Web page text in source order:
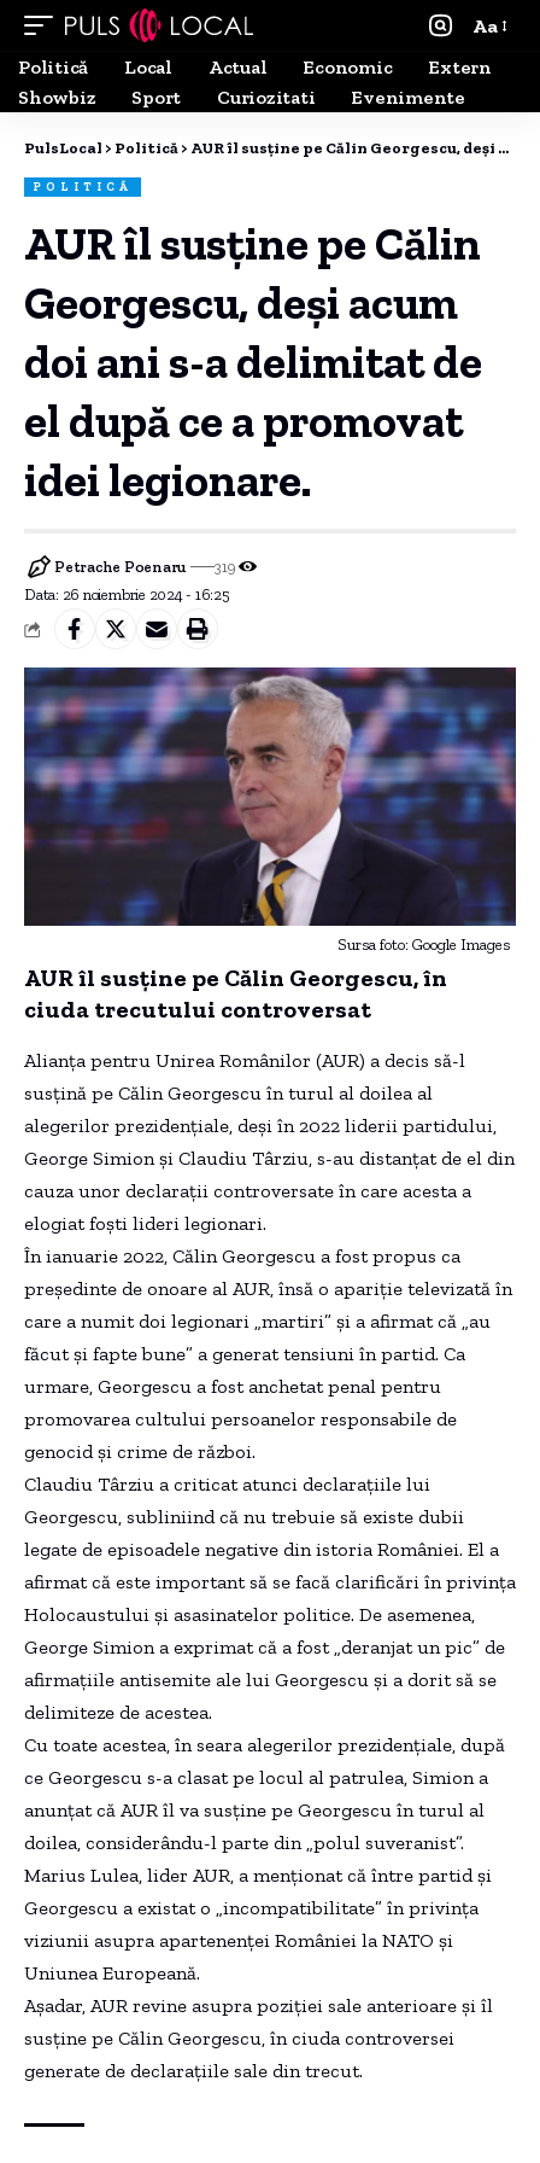
Aa
Politică
Local Actual Economic
Extern
Showbiz
Sport Curiozitati Evenimente
PulsLocal > Politică > AUR îl susține pe Călin Georgescu, deși acum doi ani s-a delimitat de el după ce a promovat idei legionare.
POLITICĂ
AUR îl susține pe Călin
Georgescu, deși acum
doi ani s-a delimitat de
el după ce a promovat
idei legionare.
Data: 26 noiembrie 2024 - 16:25
Petrache Poenaru 319
Sursa foto: Google Images
AUR îl susține pe Călin Georgescu, în
ciuda trecutului controversat
Alianța pentru Unirea Românilor (AUR) a decis să-l
susțină pe Călin Georgescu în turul al doilea al
alegerilor prezidențiale, deși în 2022 liderii partidului,
George Simion și Claudiu Târziu, s-au distanțat de el din
cauza unor declarații controversate în care acesta a
elogiat foști lideri legionari.
În ianuarie 2022, Călin Georgescu a fost propus ca
președinte de onoare al AUR, însă o apariție televizată în
care a numit doi legionari „martiri” și a afirmat că „au
făcut și fapte bune” a generat tensiuni în partid. Ca
urmare, Georgescu a fost anchetat penal pentru
promovarea cultului persoanelor responsabile de
genocid și crime de război.
Claudiu Târziu a criticat atunci declarațiile lui
Georgescu, subliniind că nu trebuie să existe dubii
legate de episoadele negative din istoria României. El a
afirmat că este important să se facă clarificări în privința
Holocaustului și asasinatelor politice. De asemenea,
George Simion a exprimat că a fost „deranjat un pic” de
afirmațiile antisemite ale lui Georgescu și a dorit să se
delimiteze de acestea.
Cu toate acestea, în seara alegerilor prezidențiale, după
ce Georgescu s-a clasat pe locul al patrulea, Simion a
anunțat că AUR îl va susține pe Georgescu în turul al
doilea, considerându-l parte din „polul suveranist”.
Marius Lulea, lider AUR, a menționat că între partid și
Georgescu a existat o „incompatibilitate” în privința
viziunii asupra apartenenței României la NATO și
Uniunea Europeană.
Așadar, AUR revine asupra poziției sale anterioare și îl
susține pe Călin Georgescu, în ciuda controversei
generate de declarațiile sale din trecut.